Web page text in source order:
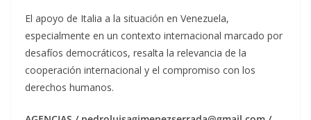
El apoyo de Italia a la situación en Venezuela,
especialmente en un contexto internacional marcado por
desafíos democráticos, resalta la relevancia de la
cooperación internacional y el compromiso con los
derechos humanos.